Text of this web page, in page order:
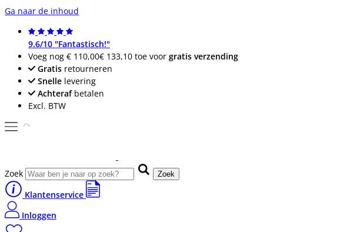
Ga naar de inhoud
9.6/10 "Fantastisch!"
Voeg nog € 110,00€ 133,10 toe voor gratis verzending
Gratis retourneren
Snelle levering
Achterafbetalen
Excl. BTW
Zoek Zoek
Klantenservice
Inloggen